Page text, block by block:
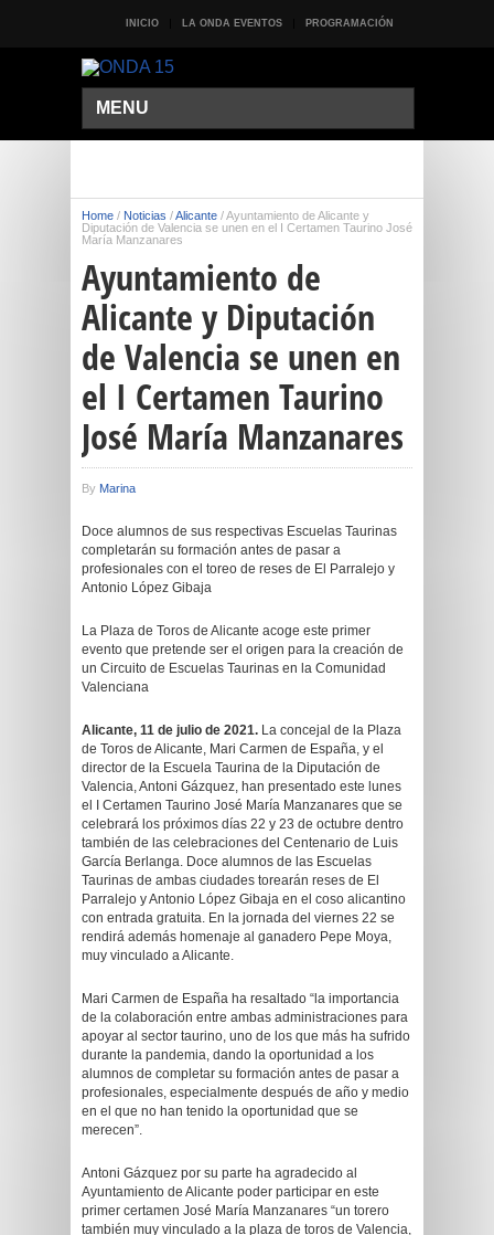
INICIO LA ONDA EVENTOS PROGRAMACIÓN
MENU
Home / Noticias /Alicante /Ayuntamiento de Alicante y
Diputación de Valencia se unen en el I Certamen Taurino José
María Manzanares
Ayuntamiento de
Alicante y Diputación
de Valencia se unen en
el I Certamen Taurino
José María Manzanares
By Marina
Doce alumnos de sus respectivas Escuelas Taurinas
completarán su formación antes de pasar a
profesionales con el toreo de reses de El Parralejo y
Antonio López Gibaja
La Plaza de Toros de Alicante acoge este primer
evento que pretende ser el origen para la creación de
un Circuito de Escuelas Taurinas en la Comunidad
Valenciana
Alicante, 11 de julio de 2021. La concejal de la Plaza
de Toros de Alicante, Mari Carmen de España, y el
director de la Escuela Taurina de la Diputación de
Valencia, Antoni Gázquez, han presentado este lunes
el I Certamen Taurino José María Manzanares que se
celebrará los próximos días 22 y 23 de octubre dentro
también de las celebraciones del Centenario de Luis
García Berlanga. Doce alumnos de las Escuelas
Taurinas de ambas ciudades torearán reses de El
Parralejo y Antonio López Gibaja en el coso alicantino
con entrada gratuita. En la jornada del viernes 22 se
rendirá además homenaje al ganadero Pepe Moya,
muy vinculado a Alicante.
Mari Carmen de España ha resaltado “la importancia
de la colaboración entre ambas administraciones para
apoyar al sector taurino, uno de los que más ha sufrido
durante la pandemia, dando la oportunidad a los
alumnos de completar su formación antes de pasar a
profesionales, especialmente después de año y medio
en el que no han tenido la oportunidad que se
merecen”.
Antoni Gázquez por su parte ha agradecido al
Ayuntamiento de Alicante poder participar en este
primer certamen José María Manzanares “un torero
también muy vinculado a la plaza de toros de Valencia,